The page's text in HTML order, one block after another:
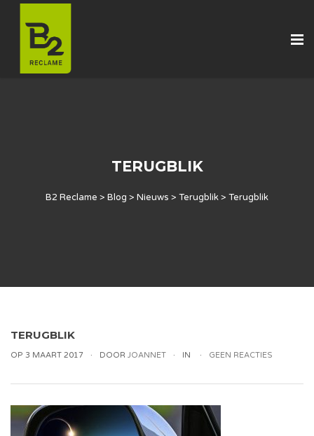
TERUGBLIK
B2 Reclame > Blog > Nieuws > Terugblik> Terugblik
TERUGBLIK
OP 3 MAART 2017 DOOR JOANNET IN GEEN REACTIES